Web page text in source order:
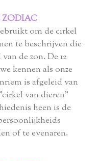
ZODIAC
om de cirkel
te beschrijven die
de zon. De 12
kennen als onze
is afgeleid van
van dieren"
heen is de
of te evenaren.